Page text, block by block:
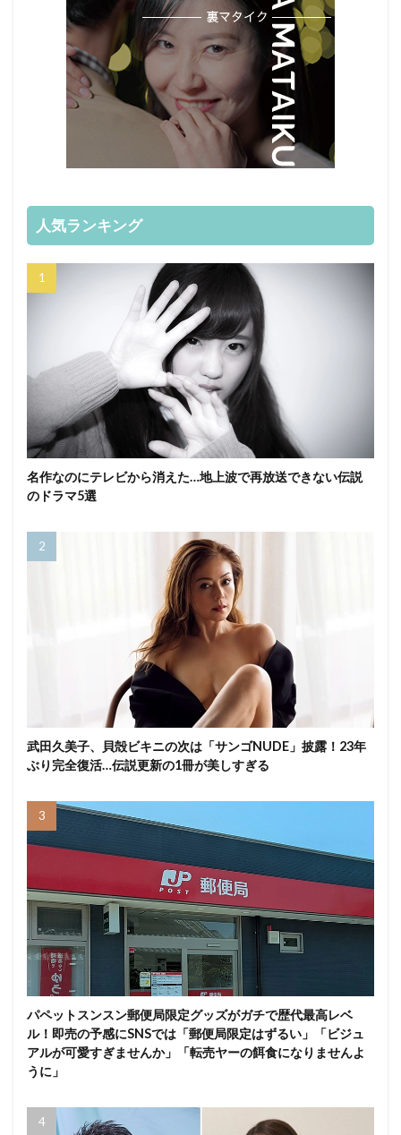
人気ランキング
名作なのにテレビから消えた…地上波で再放送できない伝説
のドラマ5選
武田久美子、貝殻ビキニの次は「サンゴNUDE」披露！23年
ぶり完全復活…伝説更新の1冊が美しすぎる
パペットスンスン郵便局限定グッズがガチで歴代最高レベ
ル！即売の予感にSNSでは「郵便局限定はずるい」「ビジュ
アルが可愛すぎませんか」「転売ヤーの餌食になりませんよ
うに」